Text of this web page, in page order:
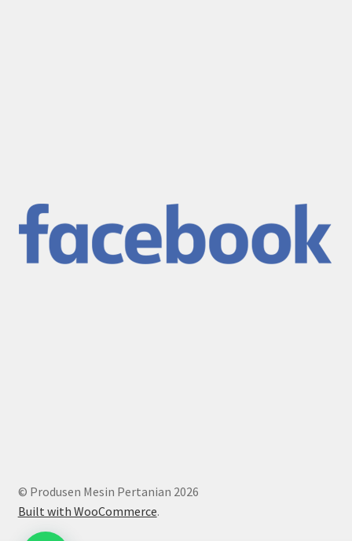
© Produsen Mesin Pertanian 2026
Built with WooCommerce.